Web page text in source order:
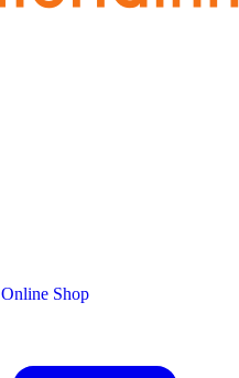
Online Shop